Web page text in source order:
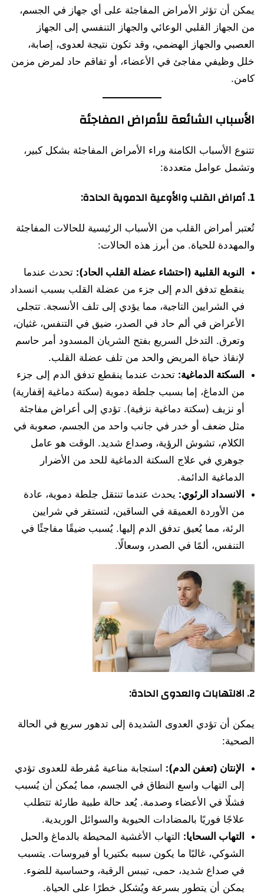
يمكن أن تؤثر الأمراض المفاجئة على أي جهاز في الجسم،
من الجهاز القلبي الوعائي والجهاز التنفسي إلى الجهاز
العصبي والجهاز الهضمي، وقد تكون نتيجة لعدوى، إصابة،
خلل وظيفي مفاجئ في الأعضاء، أو تفاقم حاد لمرض مزمن
كامن.
الأسباب الشائعة للأمراض المفاجئة
تتنوع الأسباب الكامنة وراء الأمراض المفاجئة بشكل كبير،
وتشمل عوامل متعددة:
1. أمراض القلب والأوعية الدموية الحادة:
تُعتبر أمراض القلب من الأسباب الرئيسية للحالات المفاجئة
والمهددة للحياة. من أبرز هذه الحالات:
النوبة القلبية (احتشاء عضلة القلب الحاد): تحدث عندما
ينقطع تدفق الدم إلى جزء من عضلة القلب بسبب انسداد
في الشرايين التاجية، مما يؤدي إلى تلف الأنسجة. تتجلى
الأعراض في ألم حاد في الصدر، ضيق في التنفس، غثيان،
وتعرق. التدخل السريع بفتح الشريان المسدود أمر حاسم
لإنقاذ حياة المريض والحد من تلف عضلة القلب.
السكتة الدماغية: تحدث عندما ينقطع تدفق الدم إلى جزء
من الدماغ، إما بسبب جلطة دموية (سكتة دماغية إقفارية)
أو نزيف (سكتة دماغية نزفية). تؤدي إلى أعراض مفاجئة
مثل ضعف أو خدر في جانب واحد من الجسم، صعوبة في
الكلام، تشوش الرؤية، وصداع شديد. الوقت هو عامل
جوهري في علاج السكتة الدماغية للحد من الأضرار
الدماغية الدائمة.
الانسداد الرئوي: يحدث عندما تنتقل جلطة دموية، عادة
من الأوردة العميقة في الساقين، لتستقر في شرايين
الرئة، مما يُعيق تدفق الدم إليها. يُسبب ضيقًا مفاجئًا في
التنفس، ألمًا في الصدر، وسعالًا.
2. الالتهابات والعدوى الحادة:
يمكن أن تؤدي العدوى الشديدة إلى تدهور سريع في الحالة
الصحية:
الإنتان (تعفن الدم): استجابة مناعية مُفرطة للعدوى تؤدي
إلى التهاب واسع النطاق في الجسم، مما يُمكن أن يُسبب
فشلًا في الأعضاء وصدمة. يُعد حالة طبية طارئة تتطلب
علاجًا فوريًا بالمضادات الحيوية والسوائل الوريدية.
التهاب السحايا: التهاب الأغشية المحيطة بالدماغ والحبل
الشوكي، غالبًا ما يكون سببه بكتيريا أو فيروسات. يتسبب
في صداع شديد، حمى، تيبس الرقبة، وحساسية للضوء.
يمكن أن يتطور بسرعة ويُشكل خطرًا على الحياة.